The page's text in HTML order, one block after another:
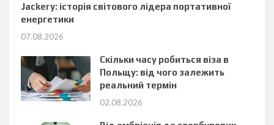
Jackery: історія світового лідера портативної
енергетики
07.08.2026
Скільки часу робиться віза в
Польщу: від чого залежить
реальний термін
02.08.2026